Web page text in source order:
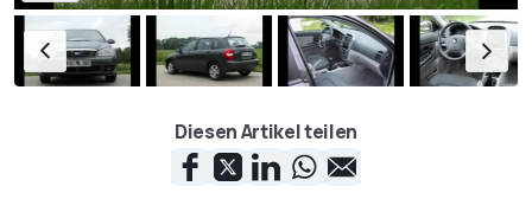
Diesen Artikel teilen